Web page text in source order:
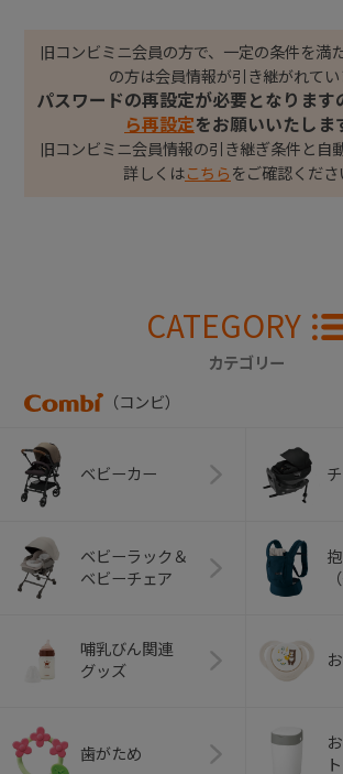
旧コンビミニ会員の方で、一定の条件を満
の方は会員情報が引き継がれてい
パスワードの再設定が必要となります
ら再設定をお願いいたしま
旧コンビミニ会員情報の引き継ぎ条件と自
詳しくはこちら をご確認くださ
CATEGORY
カテゴリー
（コンビ）
ベビーカー
ベビーラック＆
ベビーチェア
哺乳びん関連
グッズ
歯がため